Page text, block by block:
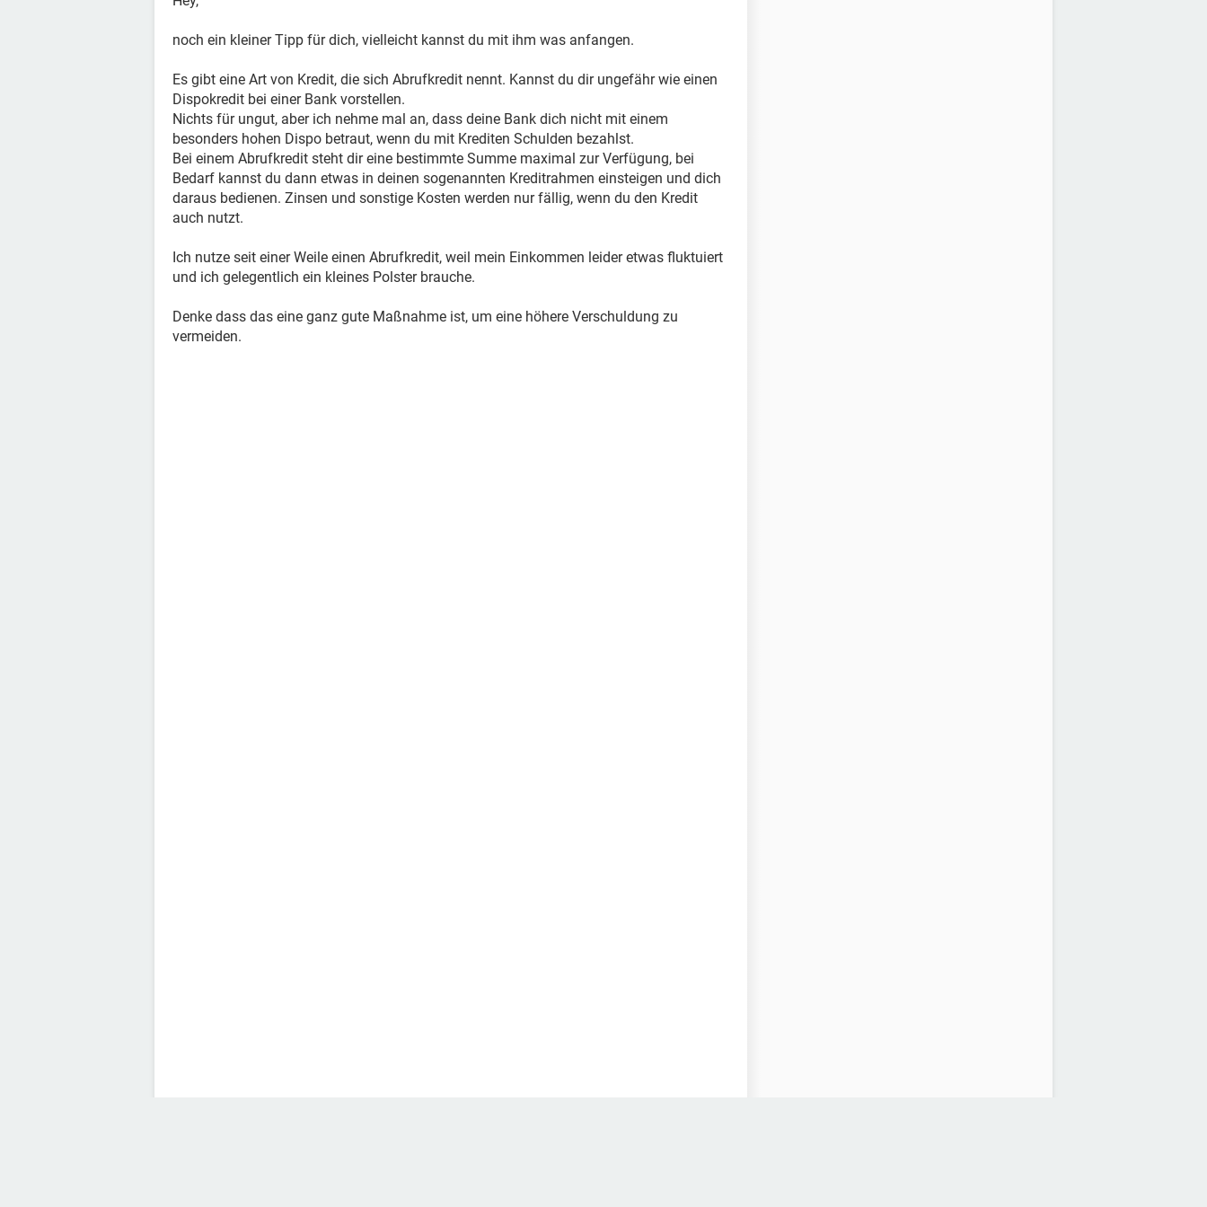
noch ein kleiner Tipp für dich, vielleicht kannst du mit ihm was anfangen.
Es gibt eine Art von Kredit, die sich Abrufkredit nennt. Kannst du dir ungefähr wie einen
Dispokredit bei einer Bank vorstellen.
Nichts für ungut, aber ich nehme mal an, dass deine Bank dich nicht mit einem
besonders hohen Dispo betraut, wenn du mit Krediten Schulden bezahlst.
Bei einem Abrufkredit steht dir eine bestimmte Summe maximal zur Verfügung, bei
Bedarf kannst du dann etwas in deinen sogenannten Kreditrahmen einsteigen und dich
daraus bedienen. Zinsen und sonstige Kosten werden nur fällig, wenn du den Kredit
auch nutzt.
Ich nutze seit einer Weile einen Abrufkredit, weil mein Einkommen leider etwas fluktuiert
und ich gelegentlich ein kleines Polster brauche.
Denke dass das eine ganz gute Maßnahme ist, um eine höhere Verschuldung zu
vermeiden.